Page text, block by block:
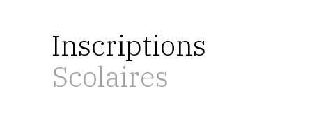
Inscriptions
Scolaires